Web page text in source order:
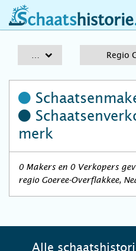
schaatshistorie.nl
Regio
merk
0 Makers en 0 Verkopers
regio Goeree-Overflakkee,
Alle